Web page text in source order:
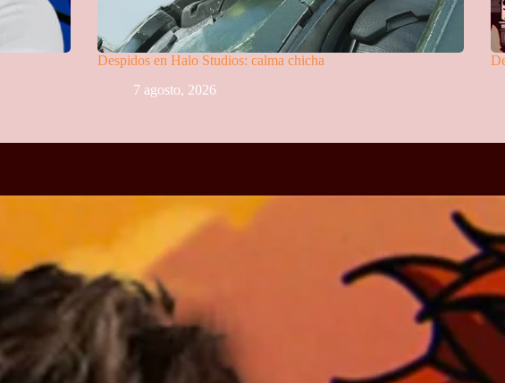
Despidos en Halo Studios: calma chicha
7 agosto, 2026